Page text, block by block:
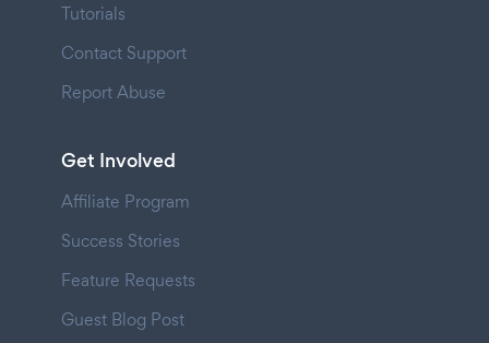
Tutorials
Contact Support
Report Abuse
Get Involved
Affiliate Program
Success Stories
Feature Requests
Guest Blog Post